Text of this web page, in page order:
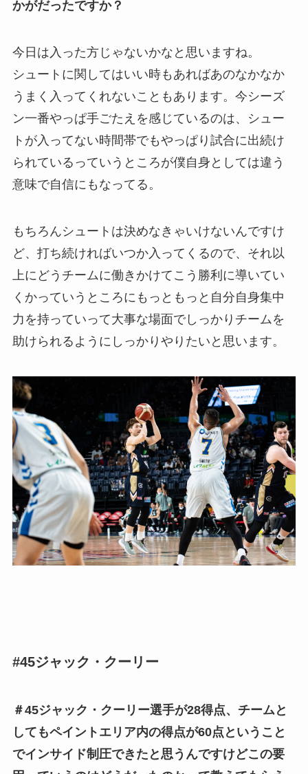
かがだったですか？
今日は入った方じゃないかなと思いますね。
シュートに関してはいい時もあればあのなかなか
うまく入ってくれないこともあります。今シーズ
ン一番やっぱ手ごたえを感じているのは、シュー
トが入ってない時間帯でもやっぱり試合に出続け
られているっていうところが僕自身としては違う
意味で自信にもなってる。
もちろんシュートは決めなきゃいけないんですけ
ど、打ち続ければいつか入ってくるので、それ以
上にどうチームに働きかけてこう勝利に導いてい
くかっていうところにもっともっと自分自身集中
力を持っていって大事な場面でしっかりチームを
助けられるように しっかりやりたいと思います。
#45ジャック・クーリー
＃45ジャック・クーリー選手が28得点、チームと
してもペイントエリア内の得点が60点ということ
でインサイド制圧できたと思うんですけどこの要